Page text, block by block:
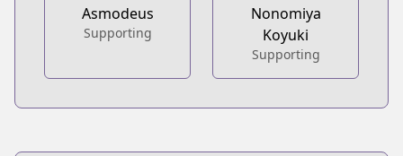
Asmodeus
Supporting
Nonomiya
Koyuki
Supporting